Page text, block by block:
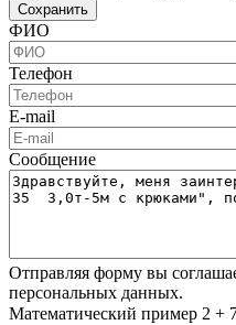
ФИО
Телефон
E-mail
Сообщение
Отправляя форму вы
персональных данных.
Математический пример 2 +